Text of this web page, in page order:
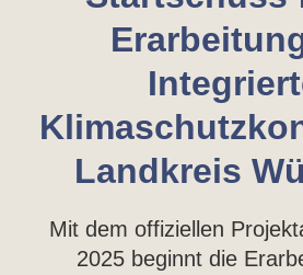
Landkreis
Mit dem offiziellen
2025 beginnt die